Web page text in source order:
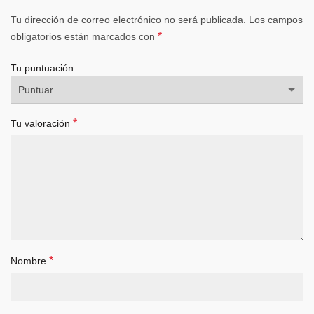
Tu dirección de correo electrónico no será publicada. Los campos
obligatorios están marcados con *
Tu puntuación
Tu valoración *
Nombre *